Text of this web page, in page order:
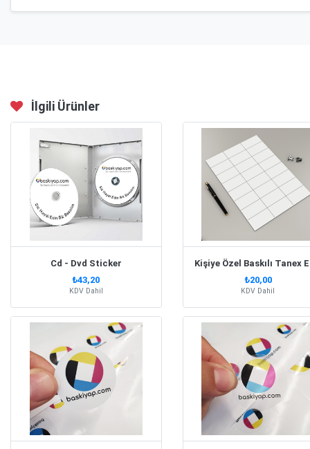
İlgili Ürünler
Cd - Dvd Sticker
₺43,20
KDV Dahil
₺20,00
KDV Dahil